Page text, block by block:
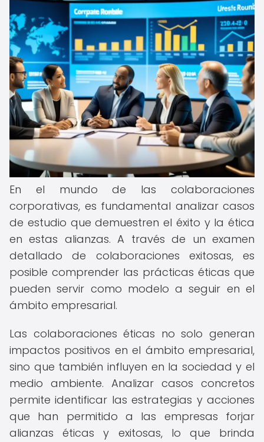
En el mundo de las colaboraciones
corporativas, es fundamental analizar casos
de estudio que demuestren el éxito y la ética
en estas alianzas. A través de un examen
detallado de colaboraciones exitosas, es
posible comprender las prácticas éticas que
pueden servir como modelo a seguir en el
ámbito empresarial.
Las colaboraciones éticas no solo generan
impactos positivos en el ámbito empresarial,
sino que también influyen en la sociedad y el
medio ambiente. Analizar casos concretos
permite identificar las estrategias y acciones
que han permitido a las empresas forjar
alianzas éticas y exitosas, lo que brinda